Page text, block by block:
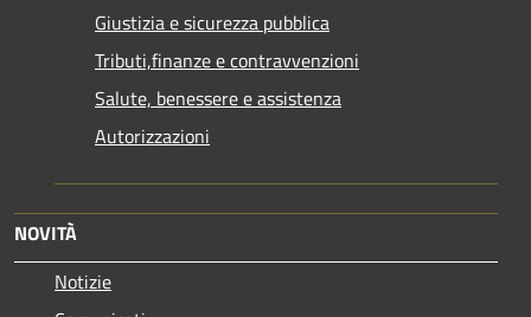
Giustizia e sicurezza pubblica
Tributi,finanze e contravvenzioni
Salute, benessere e assistenza
Autorizzazioni
NOVITÀ
Notizie